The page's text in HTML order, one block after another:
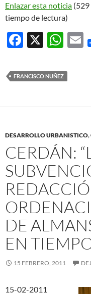
Enlazar esta noticia (529
tiempo de lectura)
F
e
o
k
X
W
at
A
p
FRANCISCO NUÑEZ
DESARROLLO URBANISTICO,
CERDÁN:
DE
EN
15 FEBRERO, 2011
15-02-2011